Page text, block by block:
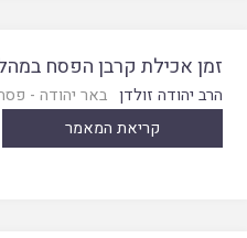
זמן אכילת קרבן הפסח
הרב יהודה זולדן באר יהודה -
קריאת המאמר